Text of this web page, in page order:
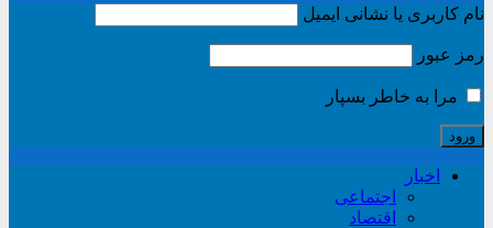
نام کاربری یا نشانی ایمیل
رمز عبور
مرا به خاطر بسپار
اخبار
اجتماعی
اقتصاد